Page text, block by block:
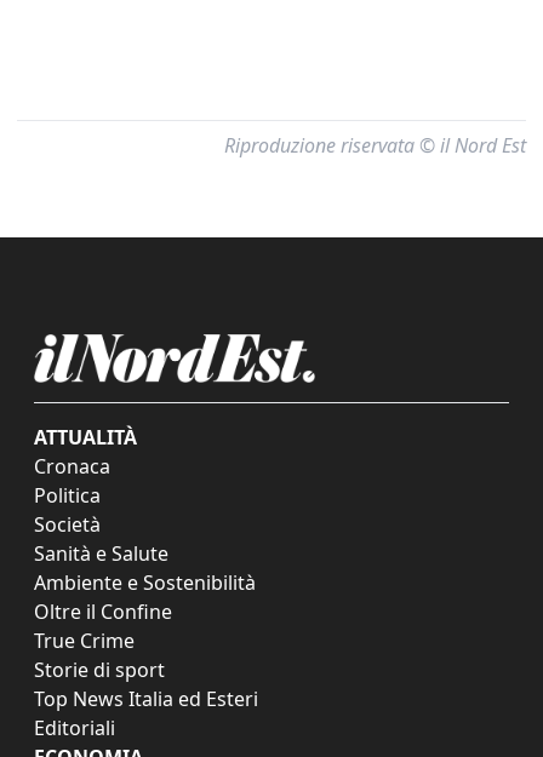
Riproduzione riservata © il Nord Est
ATTUALITÀ
Cronaca
Politica
Società
Sanità e Salute
Ambiente e Sostenibilità
Oltre il Confine
True Crime
Storie di sport
Top News Italia ed Esteri
Editoriali